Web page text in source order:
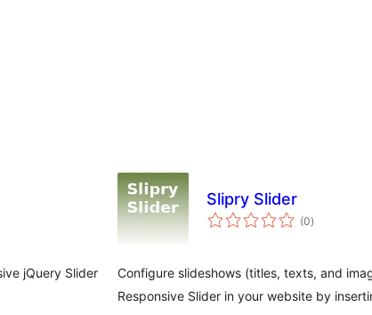
jQuery Slider
Slipry Slider
(0total
de
)
Configure slideshows (titles, texts, and
Responsive Slider in your website by